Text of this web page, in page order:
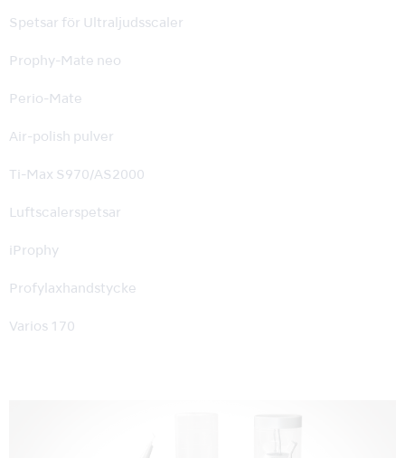
Spetsar för Ultraljudsscaler
Prophy-Mate neo
Perio-Mate
Air-polish pulver
Ti-Max S970/AS2000
Luftscalerspetsar
iProphy
Profylaxhandstycke
Varios 170